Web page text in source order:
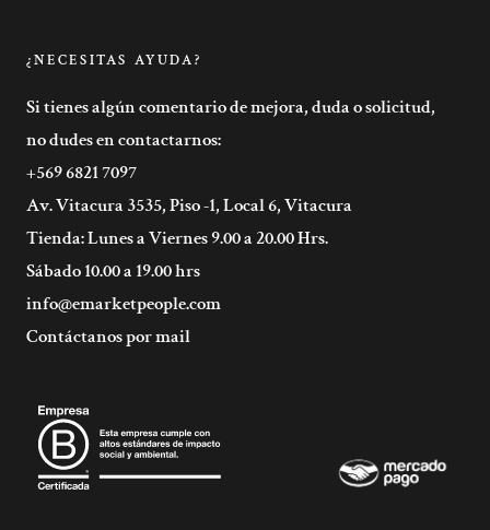
¿NECESITAS AYUDA?
Si tienes algún comentario de mejora, duda o solicitud,
no dudes en contactarnos:
+569 6821 7097
Av. Vitacura 3535, Piso -1, Local 6, Vitacura
Tienda: Lunes a Viernes 9.00 a 20.00 Hrs.
Sábado 10.00 a 19.00 hrs
info@emarketpeople.com
Contáctanos por mail